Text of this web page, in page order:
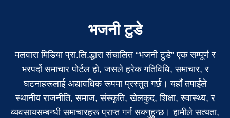
भजनी टुडे
मलवारा मिडिया प्रा.लि.द्धारा संचालित “भजनी टुडे” एक सम्पूर्ण र
भरपर्दो समाचार पोर्टल हो, जसले हरेक गतिविधि, समाचार, र
घटनाहरूलाई अद्यावधिक रूपमा प्रस्तुत गर्छ। यहाँ तपाईंले
स्थानीय राजनीति, समाज, संस्कृति, खेलकुद, शिक्षा, स्वास्थ्य, र
व्यवसायसम्बन्धी समाचारहरू प्राप्त गर्न सक्नुहुन्छ। हामीले सत्यता,